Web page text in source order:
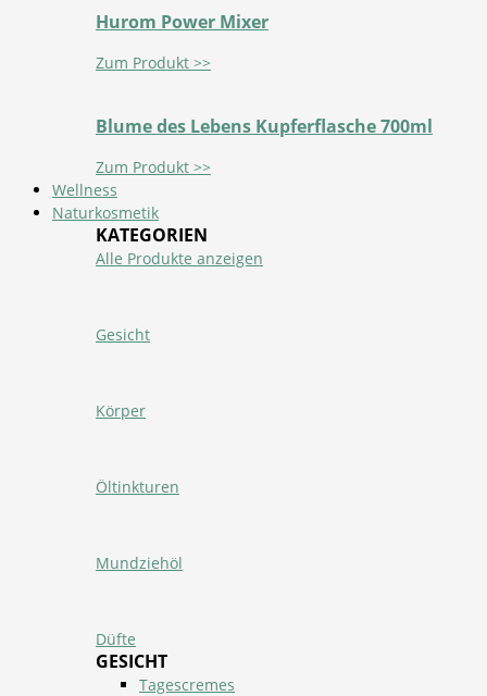
Hurom Power Mixer
Zum Produkt >>
Blume des Lebens Kupferflasche 700ml
Zum Produkt >>
Wellness
Naturkosmetik
KATEGORIEN
Alle Produkte anzeigen
Gesicht
Körper
Öltinkturen
Mundziehöl
Düfte
GESICHT
Tagescremes